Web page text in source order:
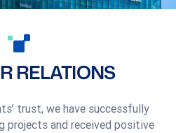
RELATIONS
trust, we have successfully
projects and received positive